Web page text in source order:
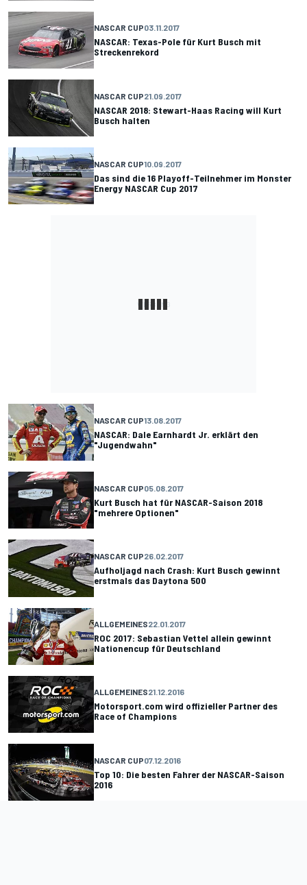
NASCAR CUP03.11.2017
NASCAR: Texas-Pole für Kurt Busch mit
Streckenrekord
NASCAR CUP21.09.2017
NASCAR 2018: Stewart-Haas Racing will Kurt
Busch halten
NASCAR CUP10.09.2017
Das sind die 16 Playoff-Teilnehmer im Monster
Energy NASCAR Cup 2017
NASCAR CUP13.08.2017
NASCAR: Dale Earnhardt Jr. erklärt den
"Jugendwahn"
NASCAR CUP05.08.2017
Kurt Busch hat für NASCAR-Saison 2018
"mehrere Optionen"
NASCAR CUP26.02.2017
Aufholjagd nach Crash: Kurt Busch gewinnt
erstmals das Daytona 500
ALLGEMEINES22.01.2017
ROC 2017: Sebastian Vettel allein gewinnt
Nationencup für Deutschland
ALLGEMEINES21.12.2016
Motorsport.com wird offizieller Partner des
Race of Champions
NASCAR CUP07.12.2016
Top 10: Die besten Fahrer der NASCAR-Saison
2016